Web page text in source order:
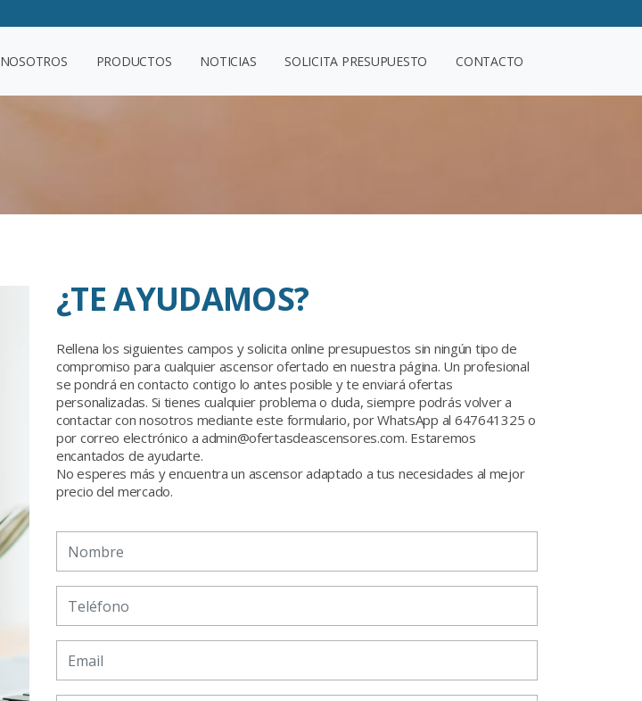
NOSOTROS PRODUCTOS NOTICIAS SOLICITA PRESUPUESTO CONTACTO
¿TE AYUDAMOS?
Rellena los siguientes campos y solicita online presupuestos sin ningún tipo de
compromiso para cualquier ascensor ofertado en nuestra página. Un profesional
se pondrá en contacto contigo lo antes posible y te enviará ofertas
personalizadas. Si tienes cualquier problema o duda, siempre podrás volver a
contactar con nosotros mediante este formulario, por WhatsApp al 647641325 o
por correo electrónico a admin@ofertasdeascensores.com. Estaremos
encantados de ayudarte.
No esperes más y encuentra un ascensor adaptado a tus necesidades al mejor
precio del mercado.